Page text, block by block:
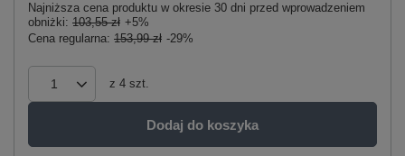
Najniższa cena produktu w okresie 30 dni przed wprowadzeniem
obniżki: 103,55 zł +5%
Cena regularna: 153,99 zł -29%
z 4 szt.
Dodaj do koszyka